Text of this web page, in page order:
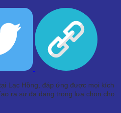
Lạc Hồng, đáp ứng được mọi kích
ra sự đa dạng trong lựa chọn cho